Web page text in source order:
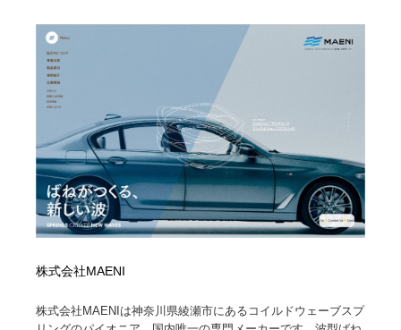
株式会社MAENI
株式会社MAENIは神奈川県綾瀬市にあるコイルドウェーブスプ